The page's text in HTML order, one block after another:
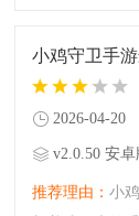
离，还有独特
小鸡守卫手
2026-04-20
v2.0.50 安卓
推荐理由： 小